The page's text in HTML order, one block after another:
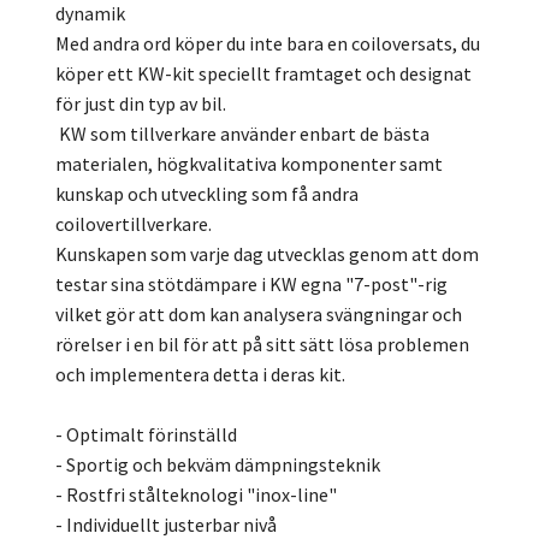
dynamik
Med andra ord köper du inte bara en coiloversats, du
köper ett KW-kit speciellt framtaget och designat
för just din typ av bil.
KW som tillverkare använder enbart de bästa
materialen, högkvalitativa komponenter samt
kunskap och utveckling som få andra
coilovertillverkare.
Kunskapen som varje dag utvecklas genom att dom
testar sina stötdämpare i KW egna "7-post"-rig
vilket gör att dom kan analysera svängningar och
rörelser i en bil för att på sitt sätt lösa problemen
och implementera detta i deras kit.
- Optimalt förinställd
- Sportig och bekväm dämpningsteknik
- Rostfri stålteknologi "inox-line"
- Individuellt justerbar nivå